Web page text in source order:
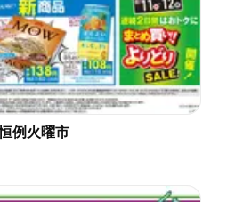
例火曜市